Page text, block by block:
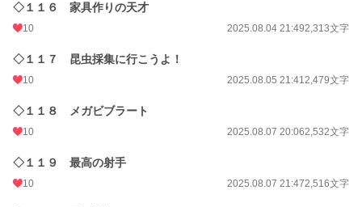
◇１１６ 家具作りの天才
10 2025.08.04 21:492,313文字
◇１１７ 昆虫採集に行こうよ！
10 2025.08.05 21:412,479文字
◇１１８ メガビブラート
10 2025.08.07 20:062,532文字
◇１１９ 最高の射手
10 2025.08.07 21:472,516文字